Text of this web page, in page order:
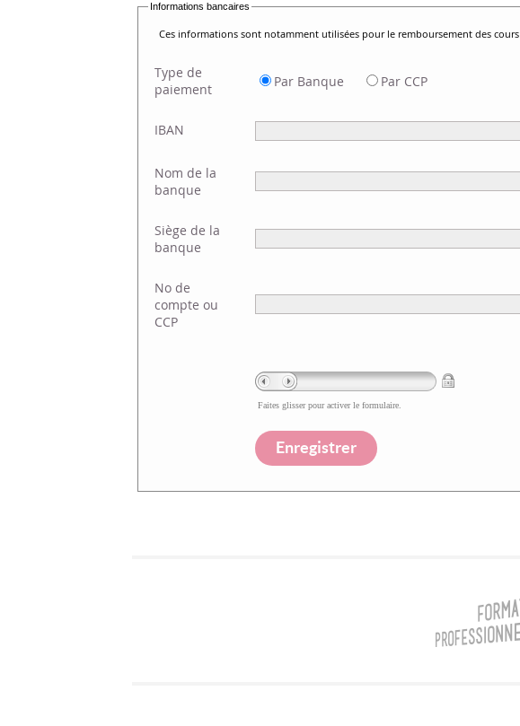
Informations bancaires
Ces informations sont notamment utilisées pour le remboursement des cours
Type de
paiement
Par Banque Par CCP
IBAN
Nom de la
banque
Siège de la
banque
No de
compte ou
CCP
Faites glisser pour activer le formulaire.